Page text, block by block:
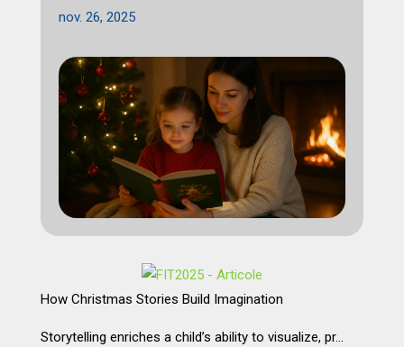
nov. 26, 2025
How Christmas Stories Build Imagination
Storytelling enriches a child’s ability to visualize, pr…